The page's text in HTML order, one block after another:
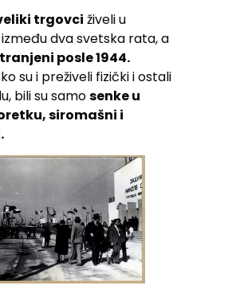
trgovci živeli u
dva svetska rata, a
posle 1944.
su i preživeli fizički i ostali
bili su samosenke u
siromašni i